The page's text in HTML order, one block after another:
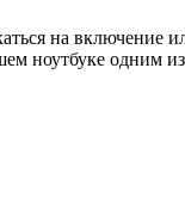
на
ноутбуке одним